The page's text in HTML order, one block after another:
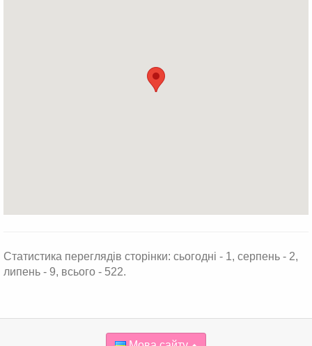
Статистика переглядів сторінки: сьогодні - 1, серпень - 2,
липень - 9, всього - 522.